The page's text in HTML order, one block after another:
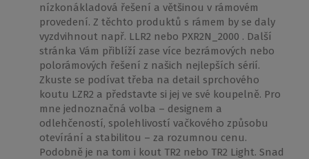
nízkonákladová řešení a většinou v rámovém
provedení. Z těchto produktů s rámem by se daly
vyzdvihnout např. LLR2 nebo PXR2N_2000 . Další
stránka Vám přiblíží zase více bezrámových nebo
polorámových řešení z našich nejlepších sérií.
Zkuste se podívat třeba na detail sprchového
koutu LZR2 a představte si jej ve své koupelně. Pro
mne jednoznačná volba – designem a
odlehčeností, spolehlivostí vačkového způsobu
otevírání a stabilitou – za rozumnou cenu.
Podobně je na tom i kout TR2 nebo TR2 Light. Snad